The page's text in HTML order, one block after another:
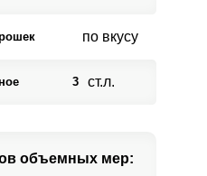
по вкусу
3 ст.л.
объемных мер: